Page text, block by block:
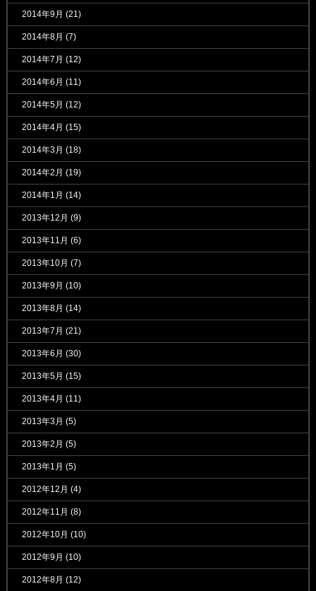
2014年9月 (21)
2014年8月 (7)
2014年7月 (12)
2014年6月 (11)
2014年5月 (12)
2014年4月 (15)
2014年3月 (18)
2014年2月 (19)
2014年1月 (14)
2013年12月 (9)
2013年11月 (6)
2013年10月 (7)
2013年9月 (10)
2013年8月 (14)
2013年7月 (21)
2013年6月 (30)
2013年5月 (15)
2013年4月 (11)
2013年3月 (5)
2013年2月 (5)
2013年1月 (5)
2012年12月 (4)
2012年11月 (8)
2012年10月 (10)
2012年9月 (10)
2012年8月 (12)